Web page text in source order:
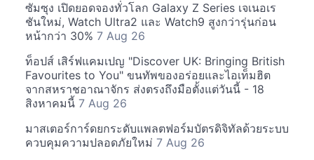
ซัมซุง เปิดยอดจองทั่วโลก Galaxy Z Series เจเนอเร
ชันใหม่, Watch Ultra2 และ Watch9 สูงกว่ารุ่นก่อน
หน้ากว่า 30% 7 Aug 26
ท็อปส์ เสิร์ฟแคมเปญ "Discover UK: Bringing British
Favourites to You" ขนทัพของอร่อยและไอเท็มฮิต
จากสหราชอาณาจักร ส่งตรงถึงมือตั้งแต่วันนี้ - 18
สิงหาคมนี้ 7 Aug 26
มาสเตอร์การ์ดยกระดับแพลตฟอร์มบัตรดิจิทัลด้วยระบบ
ควบคุมความปลอดภัยใหม่ 7 Aug 26